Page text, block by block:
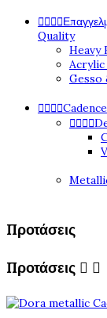

Quality
Heavy
Acrylic
Gesso


Προτάσεις
Προτάσεις  